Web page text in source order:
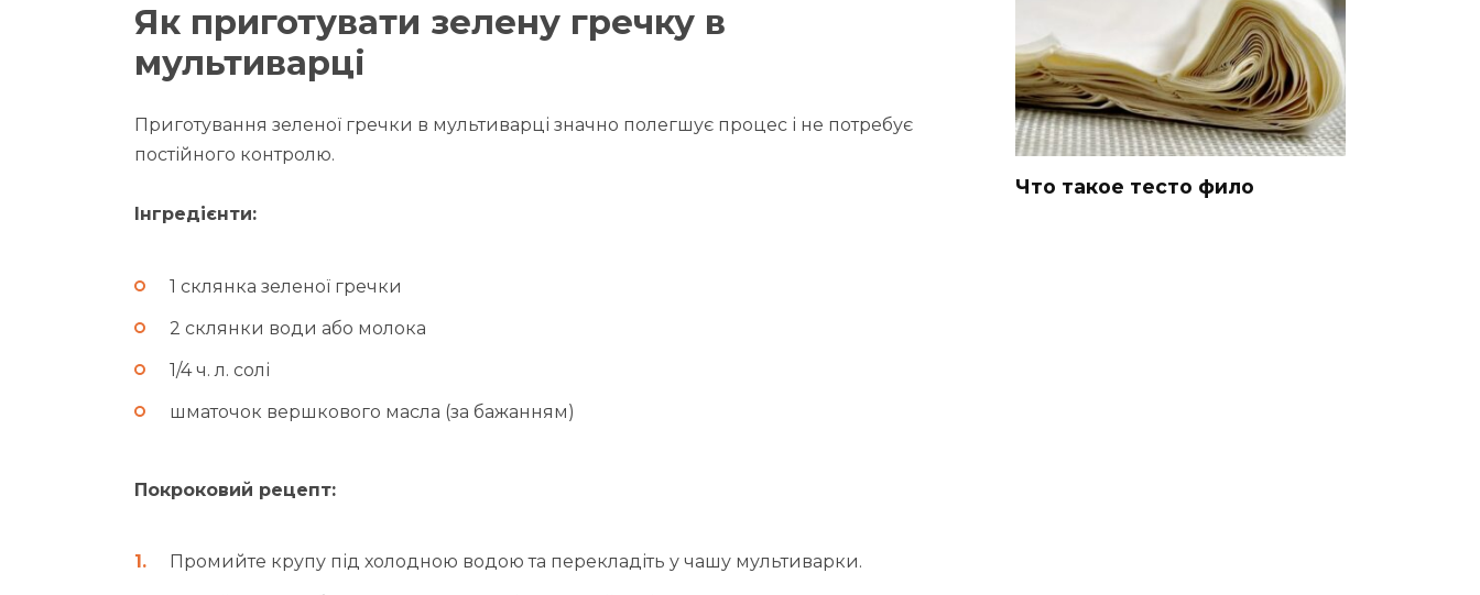
Як приготувати зелену гречку в
мультиварці
Приготування зеленої гречки в мультиварці значно полегшує процес і не потребує
постійного контролю.
Інгредієнти:
1 склянка зеленої гречки
2 склянки води або молока
1/4 ч. л. солі
шматочок вершкового масла (за бажанням)
Покроковий рецепт:
Промийте крупу під холодною водою та перекладіть у чашу мультиварки.
Что такое тесто фило